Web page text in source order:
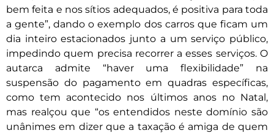
bem feita e nos sítios adequados, é positiva para toda
a gente”, dando o exemplo dos carros que ficam um
dia inteiro estacionados junto a um serviço público,
impedindo quem precisa recorrer a esses serviços. O
autarca admite “haver uma flexibilidade” na
suspensão do pagamento em quadras específicas,
como tem acontecido nos últimos anos no Natal,
mas realçou que “os entendidos neste domínio são
unânimes em dizer que a taxação é amiga de quem